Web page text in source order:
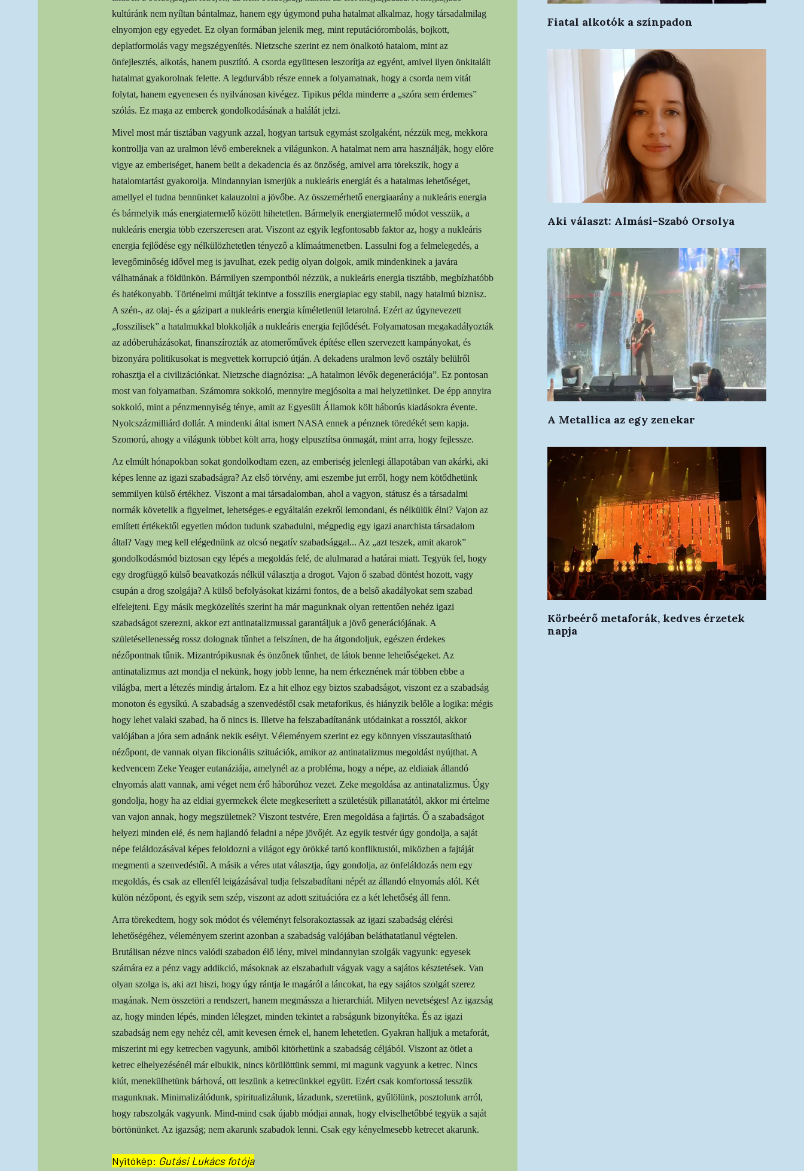
kultúránk nem nyíltan bántalmaz, hanem egy úgymond puha hatalmat alkalmaz, hogy társadalmilag
elnyomjon egy egyedet. Ez olyan formában jelenik meg, mint reputációrombolás, bojkott,
deplatformolás vagy megszégyenítés. Nietzsche szerint ez nem önalkotó hatalom, mint az
önfejlesztés, alkotás, hanem pusztító. A csorda együttesen leszorítja az egyént, amivel ilyen önkitalált
hatalmat gyakorolnak felette. A legdurvább része ennek a folyamatnak, hogy a csorda nem vitát
folytat, hanem egyenesen és nyilvánosan kivégez. Tipikus példa minderre a „szóra sem érdemes”
szólás. Ez maga az emberek gondolkodásának a halálát jelzi.
Mivel most már tisztában vagyunk azzal, hogyan tartsuk egymást szolgaként, nézzük meg, mekkora
kontrollja van az uralmon lévő embereknek a világunkon. A hatalmat nem arra használják, hogy előre
vigye az emberiséget, hanem beüt a dekadencia és az önzőség, amivel arra törekszik, hogy a
hatalomtartást gyakorolja. Mindannyian ismerjük a nukleáris energiát és a hatalmas lehetőséget,
amellyel el tudna bennünket kalauzolni a jövőbe. Az összemérhető energiaarány a nukleáris energia
és bármelyik más energiatermelő között hihetetlen. Bármelyik energiatermelő módot vesszük, a
nukleáris energia több ezerszeresen arat. Viszont az egyik legfontosabb faktor az, hogy a nukleáris
energia fejlődése egy nélkülözhetetlen tényező a klímaátmenetben. Lassulni fog a felmelegedés, a
levegőminőség idővel meg is javulhat, ezek pedig olyan dolgok, amik mindenkinek a javára
válhatnának a földünkön. Bármilyen szempontból nézzük, a nukleáris energia tisztább, megbízhatóbb
és hatékonyabb. Történelmi múltját tekintve a fosszilis energiapiac egy stabil, nagy hatalmú biznisz.
A szén-, az olaj- és a gázipart a nukleáris energia kíméletlenül letarolná. Ezért az úgynevezett
„fosszilisek” a hatalmukkal blokkolják a nukleáris energia fejlődését. Folyamatosan megakadályozták
az adóberuházásokat, finanszírozták az atomerőművek építése ellen szervezett kampányokat, és
bizonyára politikusokat is megvettek korrupció útján. A dekadens uralmon levő osztály belülről
rohasztja el a civilizációnkat. Nietzsche diagnózisa: „A hatalmon lévők degenerációja”. Ez pontosan
most van folyamatban. Számomra sokkoló, mennyire megjósolta a mai helyzetünket. De épp annyira
sokkoló, mint a pénzmennyiség ténye, amit az Egyesült Államok költ háborús kiadásokra évente.
Nyolcszázmilliárd dollár. A mindenki által ismert NASA ennek a pénznek töredékét sem kapja.
Szomorú, ahogy a világunk többet költ arra, hogy elpusztítsa önmagát, mint arra, hogy fejlessze.
Az elmúlt hónapokban sokat gondolkodtam ezen, az emberiség jelenlegi állapotában van akárki, aki
képes lenne az igazi szabadságra? Az első törvény, ami eszembe jut erről, hogy nem kötődhetünk
semmilyen külső értékhez. Viszont a mai társadalomban, ahol a vagyon, státusz és a társadalmi
normák követelik a figyelmet, lehetséges-e egyáltalán ezekről lemondani, és nélkülük élni? Vajon az
említett értékektől egyetlen módon tudunk szabadulni, mégpedig egy igazi anarchista társadalom
által? Vagy meg kell elégednünk az olcsó negatív szabadsággal... Az „azt teszek, amit akarok”
gondolkodásmód biztosan egy lépés a megoldás felé, de alulmarad a határai miatt. Tegyük fel, hogy
egy drogfüggő külső beavatkozás nélkül választja a drogot. Vajon ő szabad döntést hozott, vagy
csupán a drog szolgája? A külső befolyásokat kizárni fontos, de a belső akadályokat sem szabad
elfelejteni. Egy másik megközelítés szerint ha már magunknak olyan rettentően nehéz igazi
szabadságot szerezni, akkor ezt antinatalizmussal garantáljuk a jövő generációjának. A
születésellenesség rossz dolognak tűnhet a felszínen, de ha átgondoljuk, egészen érdekes
nézőpontnak tűnik. Mizantrópikusnak és önzőnek tűnhet, de látok benne lehetőségeket. Az
antinatalizmus azt mondja el nekünk, hogy jobb lenne, ha nem érkeznének már többen ebbe a
világba, mert a létezés mindig ártalom. Ez a hit elhoz egy biztos szabadságot, viszont ez a szabadság
monoton és egysíkú. A szabadság a szenvedéstől csak metaforikus, és hiányzik belőle a logika: mégis
hogy lehet valaki szabad, ha ő nincs is. Illetve ha felszabadítanánk utódainkat a rossztól, akkor
valójában a jóra sem adnánk nekik esélyt. Véleményem szerint ez egy könnyen visszautasítható
nézőpont, de vannak olyan fikcionális szituációk, amikor az antinatalizmus megoldást nyújthat. A
kedvencem Zeke Yeager eutanáziája, amelynél az a probléma, hogy a népe, az eldiaiak állandó
elnyomás alatt vannak, ami véget nem érő háborúhoz vezet. Zeke megoldása az antinatalizmus. Úgy
gondolja, hogy ha az eldiai gyermekek élete megkeserített a születésük pillanatától, akkor mi értelme
van vajon annak, hogy megszületnek? Viszont testvére, Eren megoldása a fajirtás. Ő a szabadságot
helyezi minden elé, és nem hajlandó feladni a népe jövőjét. Az egyik testvér úgy gondolja, a saját
népe feláldozásával képes feloldozni a világot egy örökké tartó konfliktustól, miközben a fajtáját
megmenti a szenvedéstől. A másik a véres utat választja, úgy gondolja, az önfeláldozás nem egy
megoldás, és csak az ellenfél leigázásával tudja felszabadítani népét az állandó elnyomás alól. Két
külön nézőpont, és egyik sem szép, viszont az adott szituációra ez a két lehetőség áll fenn.
Arra törekedtem, hogy sok módot és véleményt felsorakoztassak az igazi szabadság elérési
lehetőségéhez, véleményem szerint azonban a szabadság valójában beláthatatlanul végtelen.
Brutálisan nézve nincs valódi szabadon élő lény, mivel mindannyian szolgák vagyunk: egyesek
számára ez a pénz vagy addikció, másoknak az elszabadult vágyak vagy a sajátos késztetések. Van
olyan szolga is, aki azt hiszi, hogy úgy rántja le magáról a láncokat, ha egy sajátos szolgát szerez
magának. Nem összetöri a rendszert, hanem megmássza a hierarchiát. Milyen nevetséges! Az igazság
az, hogy minden lépés, minden lélegzet, minden tekintet a rabságunk bizonyítéka. És az igazi
szabadság nem egy nehéz cél, amit kevesen érnek el, hanem lehetetlen. Gyakran halljuk a metaforát,
miszerint mi egy ketrecben vagyunk, amiből kitörhetünk a szabadság céljából. Viszont az ötlet a
ketrec elhelyezésénél már elbukik, nincs körülöttünk semmi, mi magunk vagyunk a ketrec. Nincs
kiút, menekülhetünk bárhová, ott leszünk a ketrecünkkel együtt. Ezért csak komfortossá tesszük
magunknak. Minimalizálódunk, spiritualizálunk, lázadunk, szeretünk, gyűlölünk, posztolunk arról,
hogy rabszolgák vagyunk. Mind-mind csak újabb módjai annak, hogy elviselhetőbbé tegyük a saját
börtönünket. Az igazság; nem akarunk szabadok lenni. Csak egy kényelmesebb ketrecet akarunk.
Nyitókép: Gutási Lukács fotója
Fiatal alkotók a színpadon
Aki választ: Almási-Szabó Orsolya
A Metallica az egy zenekar
Körbeérő metaforák, kedves érzetek
napja